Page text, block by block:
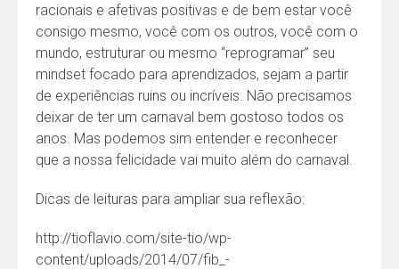
racionais e afetivas positivas e de bem estar você
consigo mesmo, você com os outros, você com o
mundo, estruturar ou mesmo “reprogramar” seu
mindset focado para aprendizados, sejam a partir
de experiências ruins ou incríveis. Não precisamos
deixar de ter um carnaval bem gostoso todos os
anos. Mas podemos sim entender e reconhecer
que a nossa felicidade vai muito além do carnaval.
Dicas de leituras para ampliar sua reflexão:
http://tioflavio.com/site-tio/wp-
content/uploads/2014/07/fib_-